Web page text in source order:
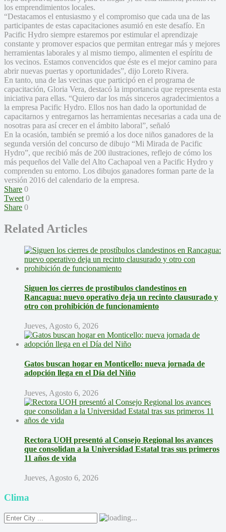
los emprendimientos locales.
“Destacamos el entusiasmo y el compromiso que cada una de las
participantes de estas capacitaciones asumió en este desafío. En
Pacific Hydro siempre estaremos por estimular el aprendizaje
constante y promover espacios que permitan entregar más y mejores
herramientas laborales y al mismo tiempo, alimenten el espíritu de
los vecinos. Estamos convencidos que éste es el mejor camino para
abrir nuevas puertas y oportunidades”, dijo Loreto Rivera.
En tanto, una de las vecinas que participó en el programa de
capacitación, Gloria Vera, destacó la importancia que representa esta
iniciativa para ellas. “Quiero dar los más sinceros agradecimientos a
la empresa Pacific Hydro. Ellos nos han dado la oportunidad de
capacitarnos y entregarnos las herramientas necesarias a cada una de
nosotras para así crecer en el ámbito laboral”, señaló
En la ocasión, también se premió a los doce niños ganadores de la
segunda versión del concurso de dibujo “Mi Mirada de Pacific
Hydro”, que recibió más de 200 ilustraciones, reflejo de cómo los
más pequeños del Valle del Alto Cachapoal ven a Pacific Hydro y
comprenden su entorno. Los dibujos ganadores forman parte de la
versión 2016 del calendario de la empresa.
Share 0
Tweet 0
Share 0
Related Articles
Siguen los cierres de prostíbulos clandestinos en
Rancagua: nuevo operativo deja un recinto clausurado y
otro con prohibición de funcionamiento
Jueves, Agosto 6, 2026
Gatos buscan hogar en Monticello: nueva jornada de
adopción llega en el Día del Niño
Jueves, Agosto 6, 2026
Rectora UOH presentó al Consejo Regional los avances
que consolidan a la Universidad Estatal tras sus primeros
11 años de vida
Jueves, Agosto 6, 2026
Clima